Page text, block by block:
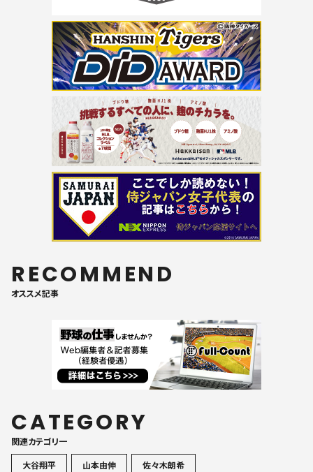
RECOMMEND
オススメ記事
CATEGORY
関連カテゴリ一
大谷翔平
山本由伸 佐々木朗希